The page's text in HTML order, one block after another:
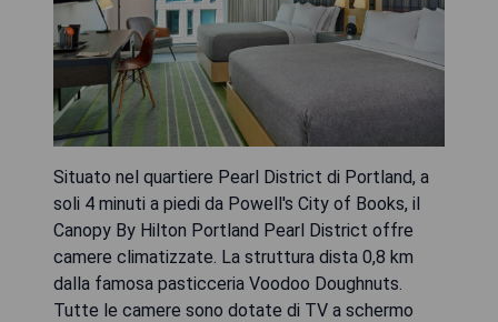
Situato nel quartiere Pearl District di Portland, a
soli 4 minuti a piedi da Powell's City of Books, il
Canopy By Hilton Portland Pearl District offre
camere climatizzate. La struttura dista 0,8 km
dalla famosa pasticceria Voodoo Doughnuts.
Tutte le camere sono dotate di TV a schermo